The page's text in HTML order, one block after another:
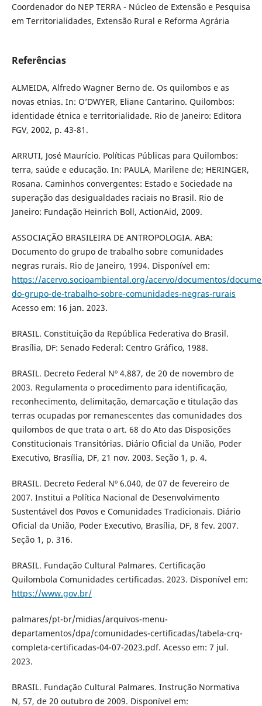
Coordenador do NEP TERRA - Núcleo de Extensão e Pesquisa
em Territorialidades, Extensão Rural e Reforma Agrária
Referências
ALMEIDA, Alfredo Wagner Berno de. Os quilombos e as
novas etnias. In: O’DWYER, Eliane Cantarino. Quilombos:
identidade étnica e territorialidade. Rio de Janeiro: Editora
FGV, 2002, p. 43-81.
ARRUTI, José Maurício. Políticas Públicas para Quilombos:
terra, saúde e educação. In: PAULA, Marilene de; HERINGER,
Rosana. Caminhos convergentes: Estado e Sociedade na
superação das desigualdades raciais no Brasil. Rio de
Janeiro: Fundação Heinrich Boll, ActionAid, 2009.
ASSOCIAÇÃO BRASILEIRA DE ANTROPOLOGIA. ABA:
Documento do grupo de trabalho sobre comunidades
negras rurais. Rio de Janeiro, 1994. Disponível em:
https://acervo.socioambiental.org/acervo/documentos/
do-grupo-de-trabalho-sobre-comunidades-negras-rurais
Acesso em: 16 jan. 2023.
BRASIL. Constituição da República Federativa do Brasil.
Brasília, DF: Senado Federal: Centro Gráfico, 1988.
BRASIL. Decreto Federal Nº 4.887, de 20 de novembro de
2003. Regulamenta o procedimento para identificação,
reconhecimento, delimitação, demarcação e titulação das
terras ocupadas por remanescentes das comunidades dos
quilombos de que trata o art. 68 do Ato das Disposições
Constitucionais Transitórias. Diário Oficial da União, Poder
Executivo, Brasília, DF, 21 nov. 2003. Seção 1, p. 4.
BRASIL. Decreto Federal Nº 6.040, de 07 de fevereiro de
2007. Institui a Política Nacional de Desenvolvimento
Sustentável dos Povos e Comunidades Tradicionais. Diário
Oficial da União, Poder Executivo, Brasília, DF, 8 fev. 2007.
Seção 1, p. 316.
BRASIL. Fundação Cultural Palmares. Certificação
Quilombola Comunidades certificadas. 2023. Disponível em:
https://www.gov.br/
palmares/pt-br/midias/arquivos-menu-
departamentos/dpa/comunidades-certificadas/tabela-crq-
completa-certificadas-04-07-2023.pdf. Acesso em: 7 jul.
2023.
BRASIL. Fundação Cultural Palmares. Instrução Normativa
N, 57, de 20 outubro de 2009. Disponível em: